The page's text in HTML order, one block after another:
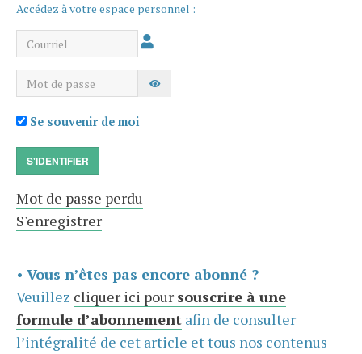
Accédez à votre espace personnel :
Courriel
Mot de passe AFFICHER LE MOT DE PASSE
Se souvenir de moi
S'IDENTIFIER
Mot de passe perdu
S'enregistrer
• Vous n’êtes pas encore abonné ?
Veuillez cliquer ici pour souscrire à une
formule d’abonnement afin de consulter
l’intégralité de cet article et tous nos contenus